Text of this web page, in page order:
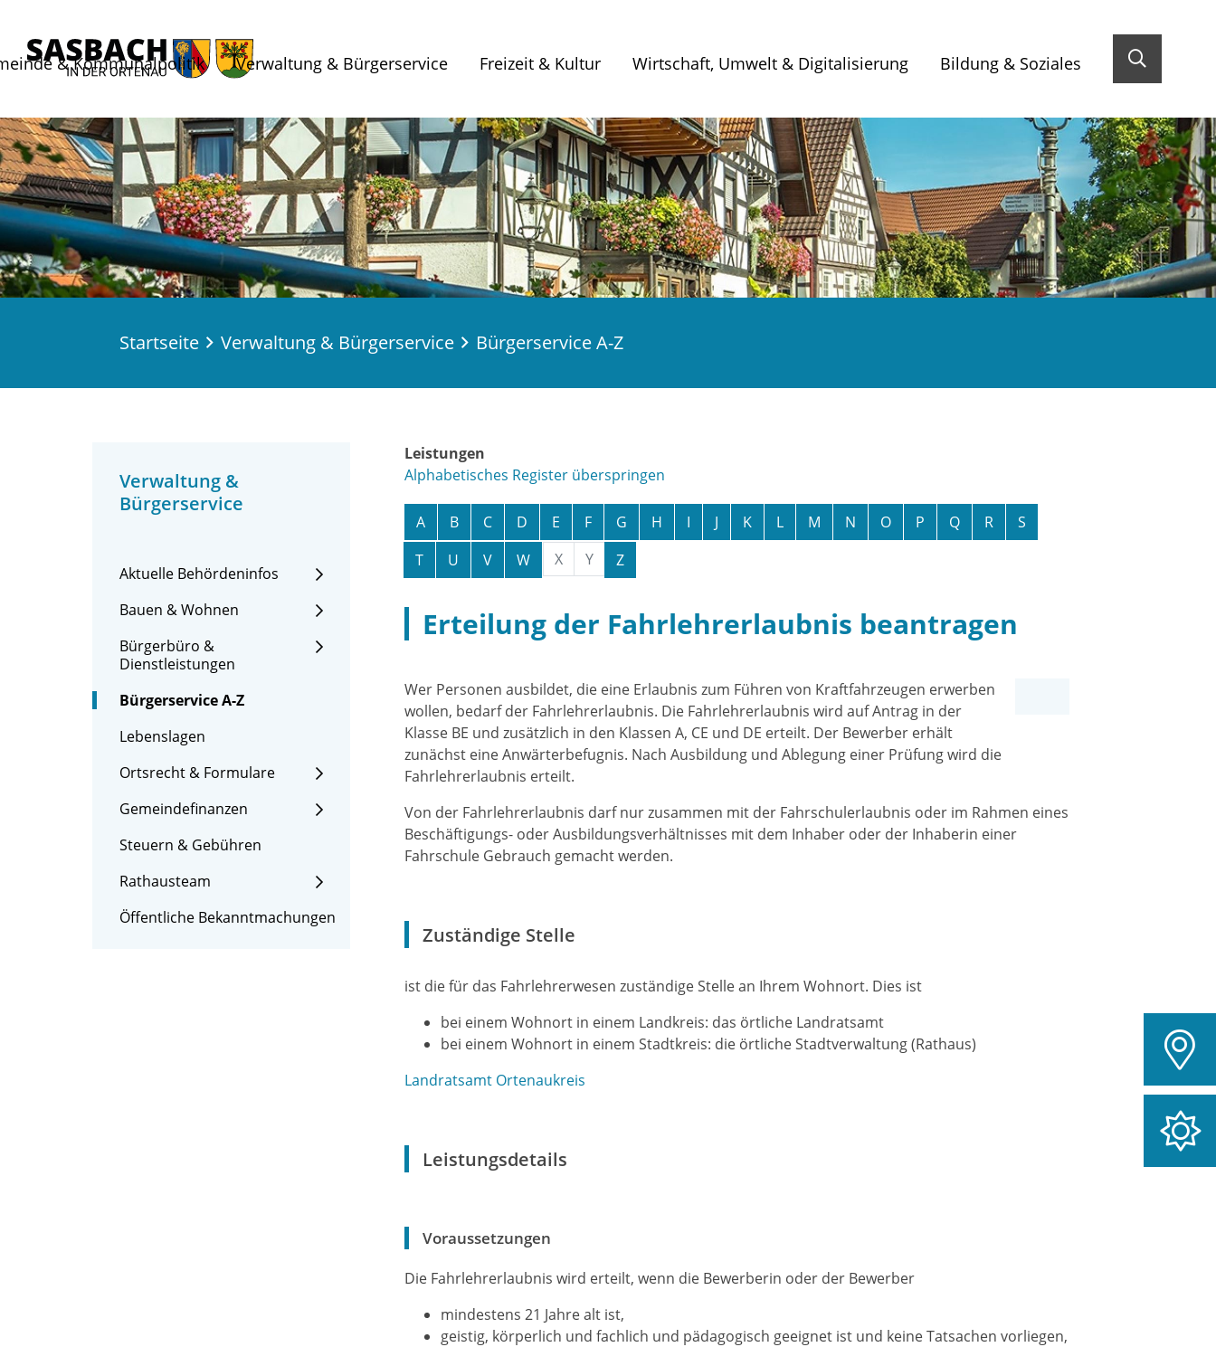
& Kommunalpolitik Verwaltung & Bürgerservice Freizeit & Kultur Wirtschaft, Umwelt & Digitalisierung Bildung & Soziales
Startseite Verwaltung & Bürgerservice Bürgerservice A-Z
Verwaltung &
Bürgerservice
Aktuelle Behördeninfos
Bauen & Wohnen
Bürgerbüro &
Dienstleistungen
Bürgerservice A-Z
Lebenslagen
Ortsrecht & Formulare
Gemeindefinanzen
Steuern & Gebühren
Rathausteam
Öffentliche Bekanntmachungen
Leistungen
Alphabetisches Register überspringen
A B C D E F G H I J K L M N O P Q R
S
T
U V W X Y Z
Erteilung der Fahrlehrerlaubnis beantragen
Wer Personen ausbildet, die eine Erlaubnis zum Führen von Kraftfahrzeugen erwerben
wollen, bedarf der Fahrlehrerlaubnis. Die Fahrlehrerlaubnis wird auf Antrag in der
Klasse BE und zusätzlich in den Klassen A, CE und DE erteilt. Der Bewerber erhält
zunächst eine Anwärterbefugnis. Nach Ausbildung und Ablegung einer Prüfung wird die
Fahrlehrerlaubnis erteilt.
Von der Fahrlehrerlaubnis darf nur zusammen mit der Fahrschulerlaubnis oder im Rahmen eines
Beschäftigungs- oder Ausbildungsverhältnisses mit dem Inhaber oder der Inhaberin einer
Fahrschule Gebrauch gemacht werden.
Zuständige Stelle
ist die für das Fahrlehrerwesen zuständige Stelle an Ihrem Wohnort. Dies ist
bei einem Wohnort in einem Landkreis: das örtliche Landratsamt
bei einem Wohnort in einem Stadtkreis: die örtliche Stadtverwaltung (Rathaus)
Landratsamt Ortenaukreis
Leistungsdetails
Voraussetzungen
Die Fahrlehrerlaubnis wird erteilt, wenn die Bewerberin oder der Bewerber
mindestens 21 Jahre alt ist,
geistig, körperlich und fachlich und pädagogisch geeignet ist und keine Tatsachen vorliegen,